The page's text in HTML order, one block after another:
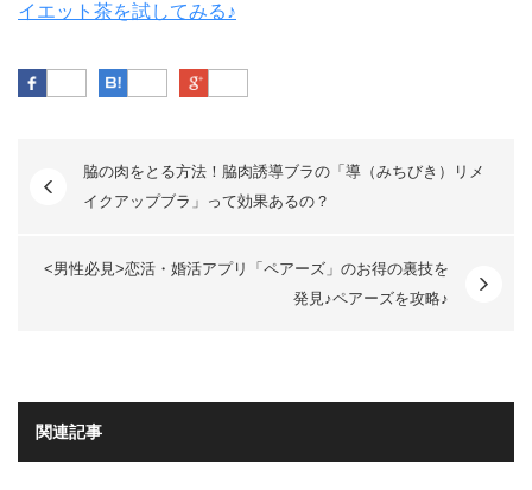
イエット茶を試してみる♪
Facebook はてなブックマーク
脇の肉をとる方法！脇肉誘導ブラの「導（みちびき）リメ
イクアップブラ」って効果あるの？
<男性必見>恋活・婚活アプリ「ペアーズ」のお得の裏技を
発見♪ペアーズを攻略♪
関連記事